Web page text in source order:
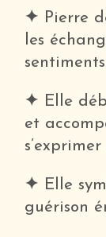
✦ Pierre
les
✦ Elle
et
✦ Elle
guérison